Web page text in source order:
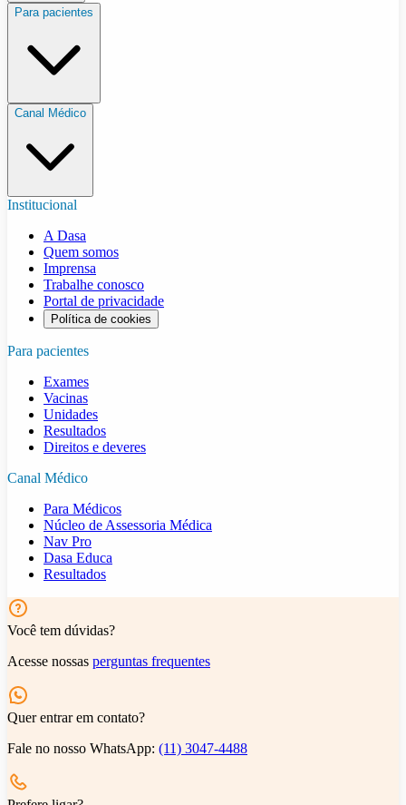
Para pacientes
Canal Médico
Institucional
A Dasa
Quem somos
Imprensa
Trabalhe conosco
Portal de privacidade
Política de cookies
Para pacientes
Exames
Vacinas
Unidades
Resultados
Direitos e deveres
Canal Médico
Para Médicos
Núcleo de Assessoria Médica
Nav Pro
Dasa Educa
Resultados
Você tem dúvidas?
Acesse nossas perguntas frequentes
Quer entrar em contato?
Fale no nosso WhatsApp: (11) 3047-4488